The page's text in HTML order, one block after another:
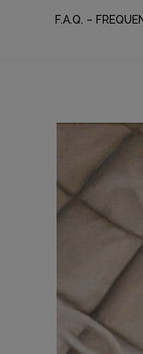
F.A.Q. –